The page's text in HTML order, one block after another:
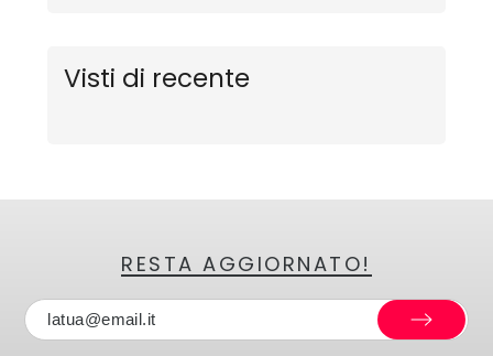
Visti di recente
RESTA AGGIORNATO!